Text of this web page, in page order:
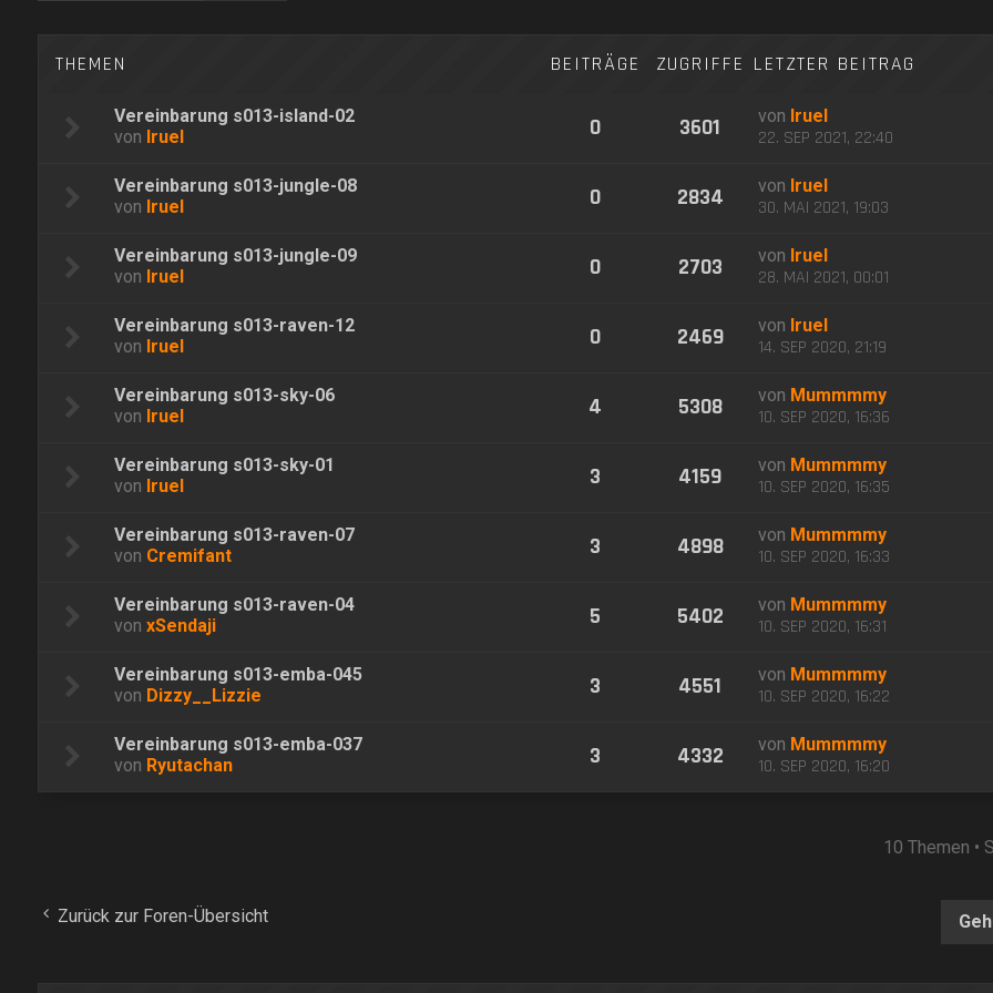
THEMEN BEITRÄGE ZUGRIFFE LETZTER BEITRAG
Vereinbarung s013-island-02
von Iruel 0 3601 von Iruel
22. SEP 2021, 22:40
Vereinbarung s013-jungle-08
von Iruel 0 2834 von Iruel
30. MAI 2021, 19:03
Vereinbarung s013-jungle-09
von Iruel 0 2703 von Iruel
28. MAI 2021, 00:01
Vereinbarung s013-raven-12
von Iruel 0 2469 von Iruel
14. SEP 2020, 21:19
Vereinbarung s013-sky-06
von Iruel 4 5308 von Mummmmy
10. SEP 2020, 16:36
Vereinbarung s013-sky-01
von Iruel 3 4159 von Mummmmy
10. SEP 2020, 16:35
Vereinbarung s013-raven-07
von Cremifant 3 4898 von Mummmmy
10. SEP 2020, 16:33
Vereinbarung s013-raven-04
von xSendaji 5 5402 von Mummmmy
10. SEP 2020, 16:31
Vereinbarung s013-emba-045
von Dizzy__Lizzie 3 4551 von Mummmmy
10. SEP 2020, 16:22
Vereinbarung s013-emba-037
von Ryutachan 3 4332 von Mummmmy
10. SEP 2020, 16:20
10 Themen •
Zurück zur Foren-Übersicht